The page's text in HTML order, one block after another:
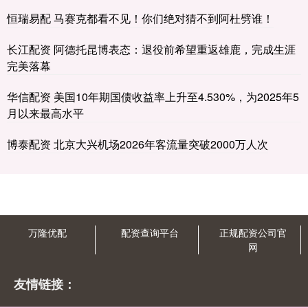
恒瑞易配 马赛克都看不见！你们绝对猜不到阿杜劈谁！
长江配资 阿德托昆博表态：退役前希望重返雄鹿，完成生涯
完美落幕
华信配资 美国10年期国债收益率上升至4.530%，为2025年5
月以来最高水平
博泰配资 北京大兴机场2026年客流量突破2000万人次
万隆优配 配资查询平台
正规配资公司官
网
友情链接：